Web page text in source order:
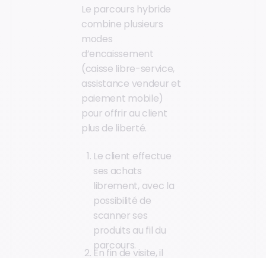
Le parcours hybride
combine plusieurs
modes
d’encaissement
(caisse libre-service,
assistance vendeur et
paiement mobile)
pour offrir au client
plus de liberté.
Le client effectue
ses achats
librement, avec la
possibilité de
scanner ses
produits au fil du
parcours.
En fin de visite, il